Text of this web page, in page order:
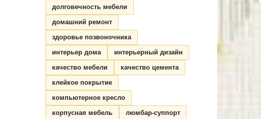
долговечность мебели
домашний ремонт
здоровье позвоночника
интерьер дома
интерьерный дизайн
качество мебели
качество цемента
клейкое покрытие
компьютерное кресло
корпусная мебель
люмбар-суппорт